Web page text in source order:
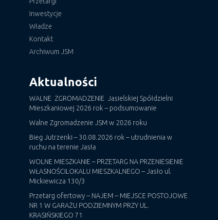
Inwestycje
Władze
Kontakt
Archiwum JSM
Aktualności
WALNE ZGROMADZENIE Jasielskiej Spółdzielni
Mieszkaniowej 2026 rok – podsumowanie
Walne Zgromadzenie JSM w 2026 roku
Bieg Jutrzenki – 30.08.2026 rok – utrudnienia w
ruchu na terenie Jasła
WOLNE MIESZKANIE – PRZETARG NA PRZENIESIENIE
WŁASNOŚCILOKALU MIESZKALNEGO – Jasło ul.
Mickiewicza 130/3
Przetarg ofertowy – NAJEM – MIEJSCE POSTOJOWE
NR 1 W GARAŻU PODZIEMNYM PRZY UL.
KRASIŃSKIEGO 71